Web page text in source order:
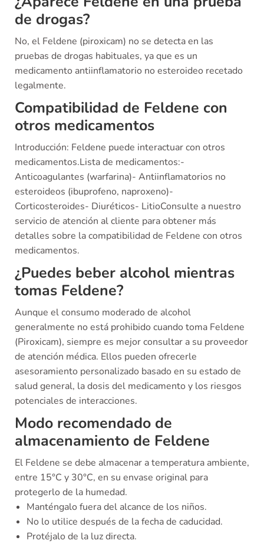
de drogas?
No, el Feldene (piroxicam) no se detecta en las
pruebas de drogas habituales, ya que es un
medicamento antiinflamatorio no esteroideo recetado
legalmente.
Compatibilidad de Feldene con
otros medicamentos
Introducción: Feldene puede interactuar con otros
medicamentos.Lista de medicamentos:-
Anticoagulantes (warfarina)- Antiinflamatorios no
esteroideos (ibuprofeno, naproxeno)-
Corticosteroides- Diuréticos- LitioConsulte a nuestro
servicio de atención al cliente para obtener más
detalles sobre la compatibilidad de Feldene con otros
medicamentos.
¿Puedes beber alcohol mientras
tomas Feldene?
Aunque el consumo moderado de alcohol
generalmente no está prohibido cuando toma Feldene
(Piroxicam), siempre es mejor consultar a su proveedor
de atención médica. Ellos pueden ofrecerle
asesoramiento personalizado basado en su estado de
salud general, la dosis del medicamento y los riesgos
potenciales de interacciones.
Modo recomendado de
almacenamiento de Feldene
El Feldene se debe almacenar a temperatura ambiente,
entre 15°C y 30°C, en su envase original para
protegerlo de la humedad.
Manténgalo fuera del alcance de los niños.
No lo utilice después de la fecha de caducidad.
Protéjalo de la luz directa.